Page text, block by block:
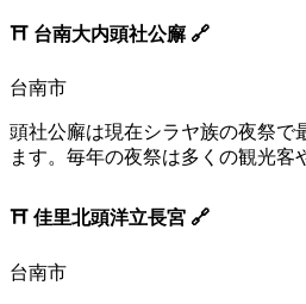
⛩️ 台南大内頭社公廨 🔗
台南市
頭社公廨は現在シラヤ族の夜祭で
ます。毎年の夜祭は多くの観光客
⛩️ 佳里北頭洋立長宮 🔗
台南市